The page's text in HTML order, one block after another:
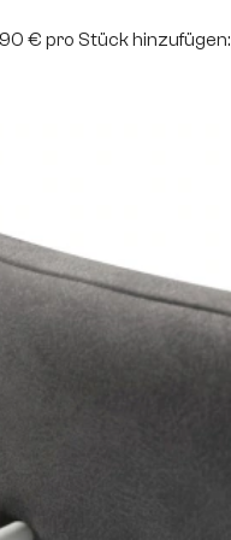
€ pro Stück hinzufügen: